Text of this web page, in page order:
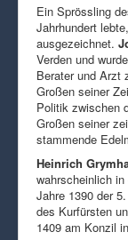
Ein Sprössling
Jahrhundert
ausgezeichnet.
Verden und
Berater und Arzt
Großen seiner
Politik zwischen
Großen seiner
stammende
Heinrich
wahrscheinlich
Jahre 1390 der
des Kurfürsten
1409 am Konzil